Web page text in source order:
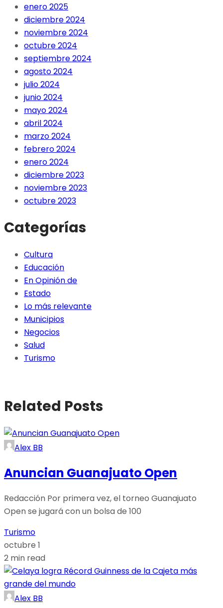
enero 2025
diciembre 2024
noviembre 2024
octubre 2024
septiembre 2024
agosto 2024
julio 2024
junio 2024
mayo 2024
abril 2024
marzo 2024
febrero 2024
enero 2024
diciembre 2023
noviembre 2023
octubre 2023
Categorías
Cultura
Educación
En Opinión de
Estado
Lo más relevante
Municipios
Negocios
Salud
Turismo
Related Posts
Alex BB
Anuncian Guanajuato Open
Redacción Por primera vez, el torneo Guanajuato
Open se jugará con un bolsa de 100
Turismo
octubre 1
2 min read
Alex BB